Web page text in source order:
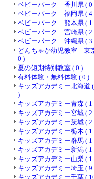
ベビーパーク 香川県 ( 0
ベビーパーク 福岡県 ( 4
ベビーパーク 熊本県 ( 1
ベビーパーク 宮崎県 ( 2
ベビーパーク 沖縄県 ( 3
どんちゃか幼児教室 東
0 )
夏の短期特別教室 ( 0 )
有料体験・無料体験 ( 0 )
キッズアカデミー北海道
)
キッズアカデミー青森 ( 1
キッズアカデミー宮城 ( 2
キッズアカデミー茨城 ( 2
キッズアカデミー栃木 ( 1
キッズアカデミー群馬 ( 1
キッズアカデミー新潟 ( 1
キッズアカデミー山梨 ( 1
キッズアカデミー埼玉 ( 9
キッズアカデミー千葉 (